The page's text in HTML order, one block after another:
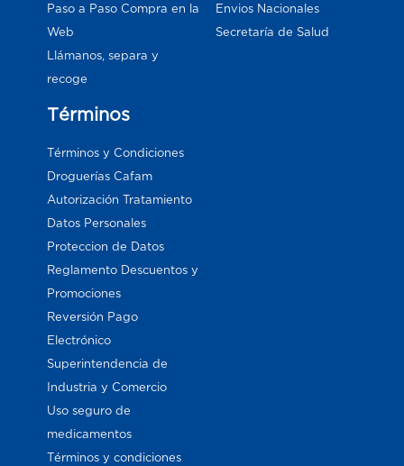
Paso a Paso Compra en la
Web
Llámanos, separa y
recoge
Envios Nacionales
Secretaría de Salud
Términos
Términos y Condiciones
Droguerías Cafam
Autorización Tratamiento
Datos Personales
Proteccion de Datos
Reglamento Descuentos y
Promociones
Reversión Pago
Electrónico
Superintendencia de
Industria y Comercio
Uso seguro de
medicamentos
Términos y condiciones